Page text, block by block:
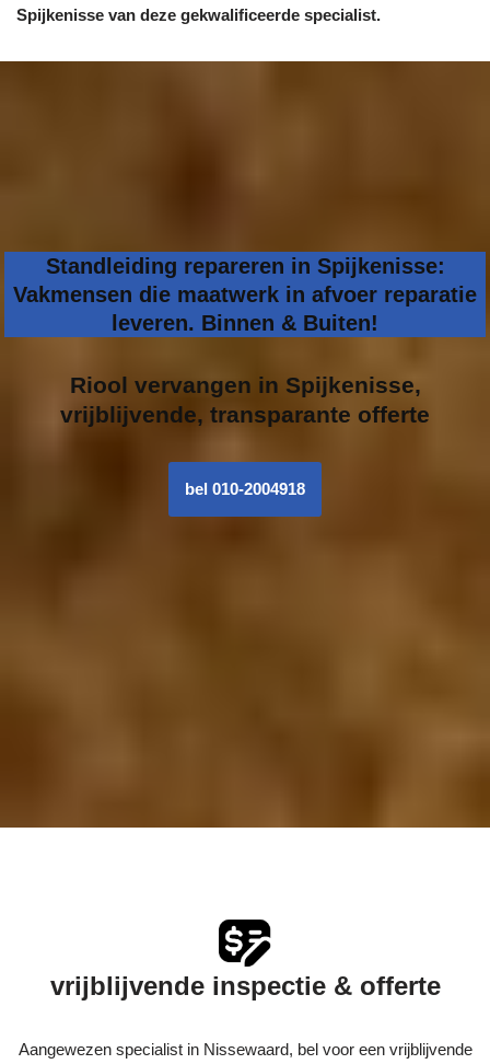
Spijkenisse van deze gekwalificeerde specialist.
Standleiding repareren in Spijkenisse:
Vakmensen die maatwerk in afvoer reparatie
leveren. Binnen & Buiten!
Riool vervangen in Spijkenisse,
vrijblijvende, transparante offerte
bel 010-2004918
vrijblijvende inspectie & offerte
Aangewezen specialist in Nissewaard, bel voor een vrijblijvende